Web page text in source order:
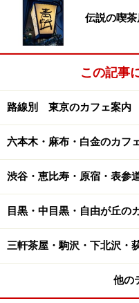
伝説の喫茶
この記事
路線別 東京のカフェ案内
六本木・麻布・白金のカフ
渋谷・恵比寿・原宿・表参
目黒・中目黒・自由が丘の
三軒茶屋・駒沢・下北沢・
他の